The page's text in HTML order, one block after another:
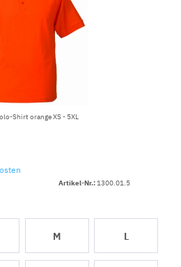
Shirt orange XS - 5XL
Artikel-Nr.:1300.01.5
M L